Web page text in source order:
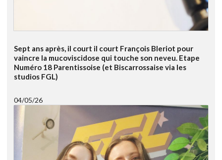
Sept ans après, il court il court François Bleriot pour
vaincre la mucoviscidose qui touche son neveu. Etape
Numéro 18 Parentissoise (et Biscarrossaise via les
studios FGL)
04/05/26